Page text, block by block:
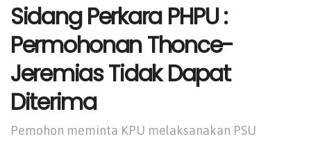
Sidang Perkara PHPU :
Permohonan Thonce-
Jeremias Tidak Dapat
Diterima
Pemohon meminta KPU melaksanakan PSU